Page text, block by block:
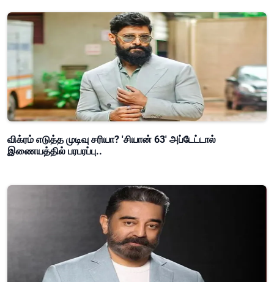
விக்ரம் எடுத்த முடிவு சரியா? 'சியான் 63' அப்டேட்டால்
இணையத்தில் பரபரப்பு..